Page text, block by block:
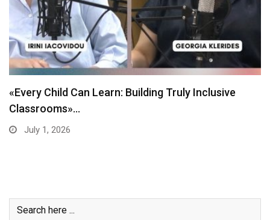
«Every Child Can Learn: Building Truly Inclusive
Classrooms»…
July 1, 2026